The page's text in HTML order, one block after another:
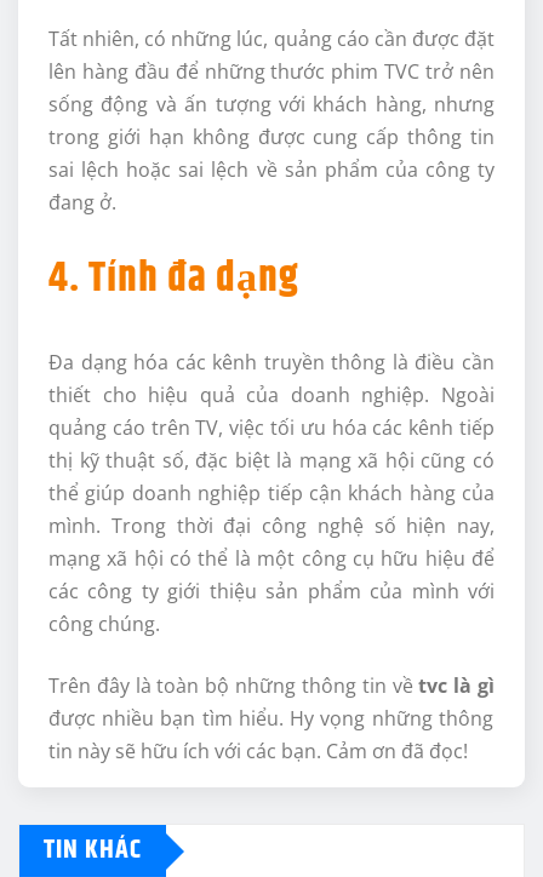
Tất nhiên, có những lúc, quảng cáo cần được đặt
lên hàng đầu để những thước phim TVC trở nên
sống động và ấn tượng với khách hàng, nhưng
trong giới hạn không được cung cấp thông tin
sai lệch hoặc sai lệch về sản phẩm của công ty
đang ở.
4. Tính đa dạng
Đa dạng hóa các kênh truyền thông là điều cần
thiết cho hiệu quả của doanh nghiệp. Ngoài
quảng cáo trên TV, việc tối ưu hóa các kênh tiếp
thị kỹ thuật số, đặc biệt là mạng xã hội cũng có
thể giúp doanh nghiệp tiếp cận khách hàng của
mình. Trong thời đại công nghệ số hiện nay,
mạng xã hội có thể là một công cụ hữu hiệu để
các công ty giới thiệu sản phẩm của mình với
công chúng.
Trên đây là toàn bộ những thông tin về tvc là gì
được nhiều bạn tìm hiểu. Hy vọng những thông
tin này sẽ hữu ích với các bạn. Cảm ơn đã đọc!
TIN KHÁC